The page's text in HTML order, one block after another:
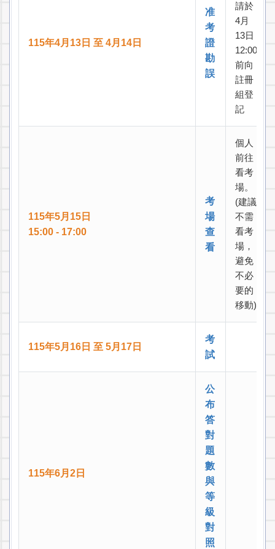
115年4月13日 至 4月14日
准
考
證
勘
誤
請於
4月
13日
12:00
前向
註冊
組登
記
115年5月15日
15:00 - 17:00
考
場
查
看
個人
前往
看考
場。
(建議
不需
看考
場，
避免
不必
要的
移動)
115年5月16日 至 5月17日
考
試
115年6月2日
公
布
答
對
題
數
與
等
級
對
照